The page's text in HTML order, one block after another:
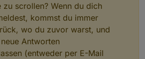
zu scrollen? Wenn du dich
kommst du immer
wo du zuvor warst, und
Antworten
(entweder per E-Mail